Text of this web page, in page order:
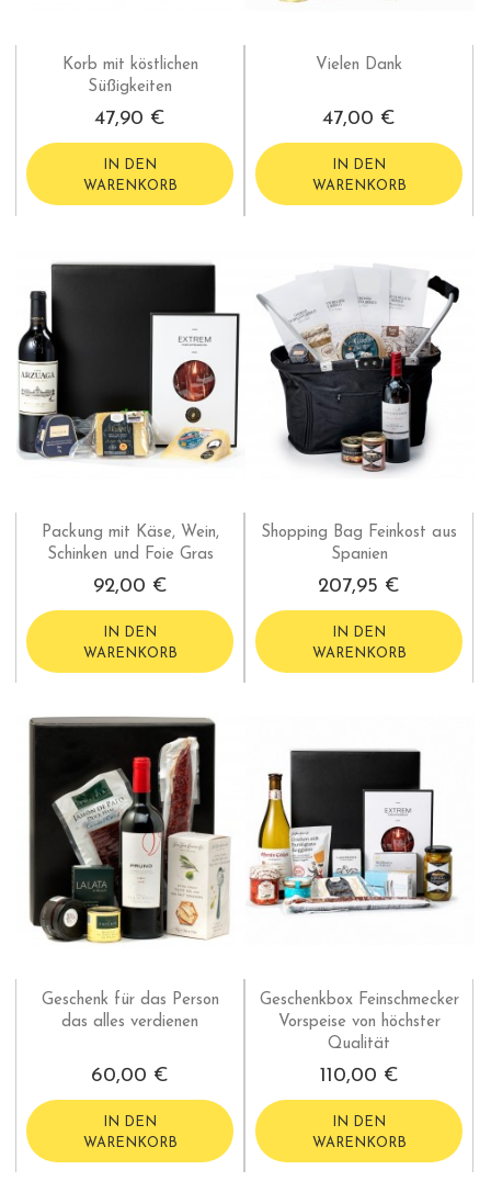
Korb mit köstlichen
Süßigkeiten
47,90 €
IN DEN
WARENKORB
Vielen Dank
47,00 €
IN DEN
WARENKORB
Packung mit Käse, Wein,
Schinken und Foie Gras
92,00 €
IN DEN
WARENKORB
Shopping Bag Feinkost aus
Spanien
207,95 €
IN DEN
WARENKORB
Geschenk für das Person
das alles verdienen
60,00 €
IN DEN
WARENKORB
Geschenkbox Feinschmecker
Vorspeise von höchster
Qualität
110,00 €
IN DEN
WARENKORB